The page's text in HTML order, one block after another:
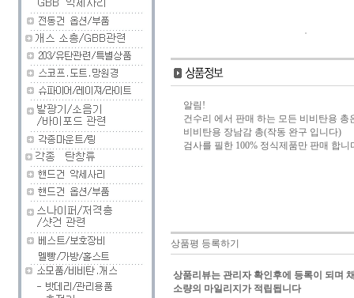
알림!
건수리 에서 판매 하는 모든 비비탄용 총
비비탄용 장남감 총(작동 완구 입니다)
검사를 필한 100% 정식제품만 판매 합니
상품평 등록하기
상품리뷰는 관리자 확인후에 등록이 되며
소량의 마일리지가 적립됩니다